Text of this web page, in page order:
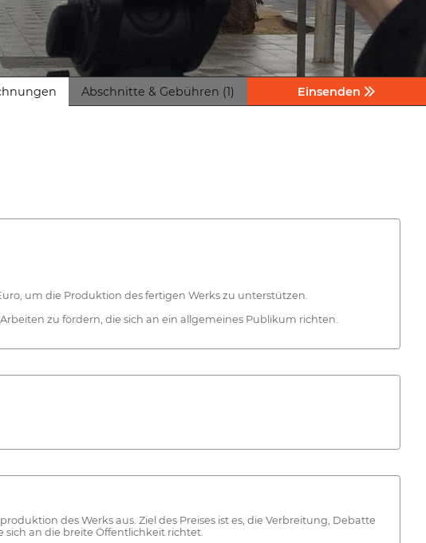
Abschnitte & Gebühren (1) Einsenden
um die Produktion des fertigen Werks zu unterstützen.
zu fördern, die sich an ein allgemeines Publikum richten.
des Werks aus. Ziel des Preises ist es, die Verbreitung, Debatte
an die breite Öffentlichkeit richtet.